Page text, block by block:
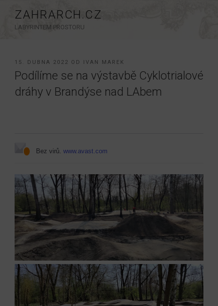
obsahu
ZAHRARCH.CZ
LABYRINTEM PROSTORU
PUBLIKOVÁNO
15. DUBNA 2022 OD IVAN MAREK
Podílíme se na výstavbě Cyklotrialové
dráhy v Brandýse nad LAbem
Bez virů.www.avast.com